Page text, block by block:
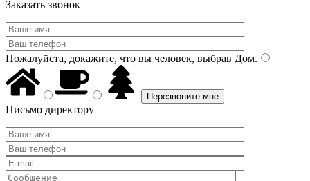
Заказать звонок
Пожалуйста, докажите, что вы человек, выбрав Дом.
Письмо директору